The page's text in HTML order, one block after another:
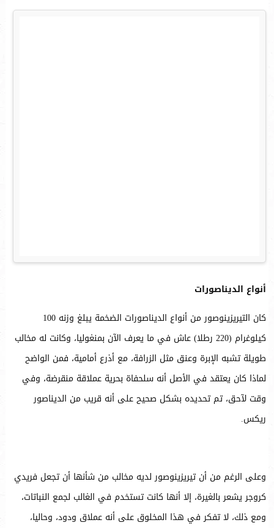
أنواع الديناصورات
كان التيريزينوصور من أنواع الديناصورات الضخمة يبلغ وزنه 100
كيلوغرام (220 رطلا) عاش في ما يعرف الآن بمنغوليا، وكانت له مخالب
طويلة تشبه الإبرة وعنق مثل الزرافة، مع أذرع أمامية، فمن الواضح
لماذا كان يعتقد في الأصل أنه سلحفاة بحرية عملاقة منقرضة، وفي
وقت لآحق، تم تحديده بشكل صحيح على أنه قريب من الديناصور
ريكس.
وعلى الرغم من أن تيريزينوصور لديه مخالب من شأنها أن تجعل فريدي
كروجر يشعر بالغيرة، إلا أنها كانت تستخدم في الغالب لجمع النباتات،
ومع ذلك، لا تفكر في هذا المخلوق على أنه عملاق ودود، وحاليا،